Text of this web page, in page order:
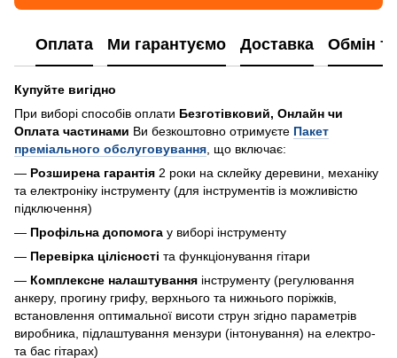
Оплата Ми гарантуємо Доставка Обмін
Купуйте вигідно
При виборі способів оплати Безготівковий, Онлайн чи
Оплата частинами Ви безкоштовно отримуєте Пакет
преміального обслуговування , що включає:
— Розширена гарантія 2 роки на склейку деревини, механіку
та електроніку інструменту (для інструментів із можливістю
підключення)
— Профільна допомога у виборі інструменту
— Перевірка цілісності та функціонування гітари
— Комплексне налаштування інструменту (регулювання
анкеру, прогину грифу, верхнього та нижнього поріжків,
встановлення оптимальної висоти струн згідно параметрів
виробника, підлаштування мензури (інтонування) на електро-
та бас гітарах)